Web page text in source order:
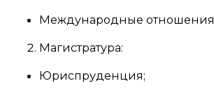
Международные
Магистратура:
Юриспруденция;